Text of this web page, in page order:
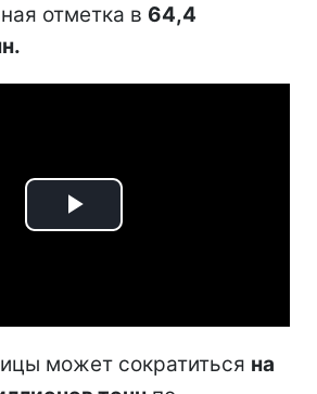
отметка в 64,4
Play
может сократиться на